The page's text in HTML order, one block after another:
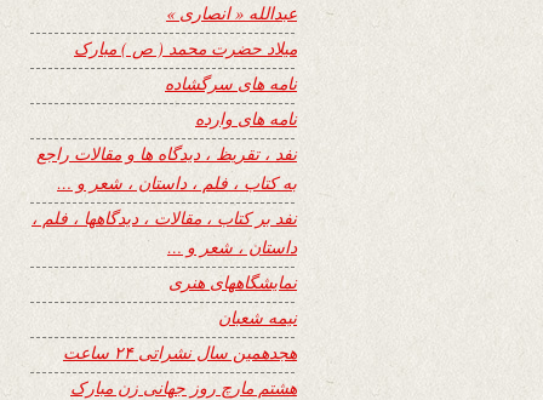
عبدالله « انصاری »
میلاد حضرت محمد ( ص ) مبارک
نامه های سرگشاده
نامه های وارده
نفد ، تقریظ ، دیدگاه ها و مقالات راجع
به کتاب ، فلم ، داستان ، شعر و …
نفد بر کتاب ، مقالات ، دیدگاهها ، فلم ،
داستان ، شعر و …
نمایشگاههای هنری
نیمه شعبان
هجدهمین سال نشراتی ۲۴ ساعت
هشتم مارچ روز جهانی زن مبارک